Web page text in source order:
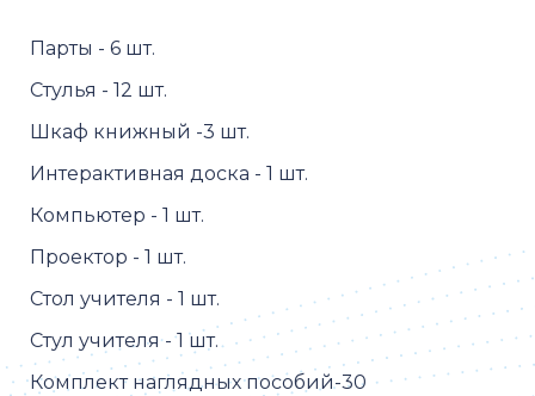
Парты - 6 шт.
Стулья - 12 шт.
Шкаф книжный -3 шт.
Интерактивная доска - 1 шт.
Компьютер - 1 шт.
Проектор - 1 шт.
Стол учителя - 1 шт.
Стул учителя - 1 шт.
Комплект наглядных пособий-30